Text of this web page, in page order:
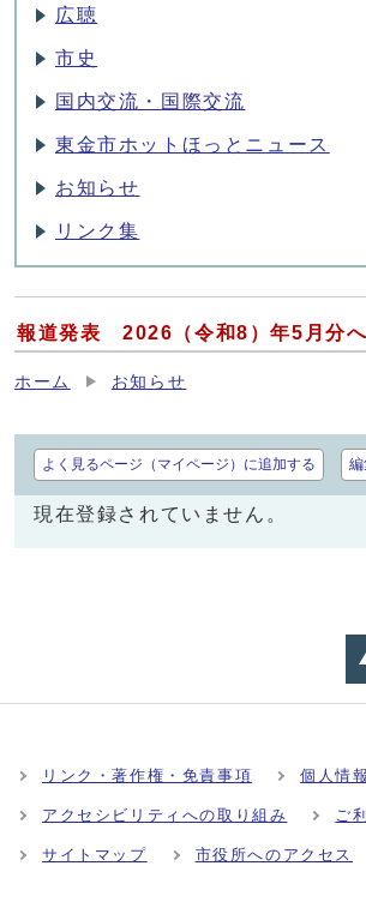
広聴
市史
国内交流・国際交流
東金市ホットほっとニュース
お知らせ
リンク集
報道発表 2026（令和8）年5月分へ
ホーム お知らせ
よく見るページ（マイページ）に追加する
現在登録されていません。
リンク・著作権・免責事項 個人情
アクセシビリティへの取り組み ご
サイトマップ 市役所へのアクセス